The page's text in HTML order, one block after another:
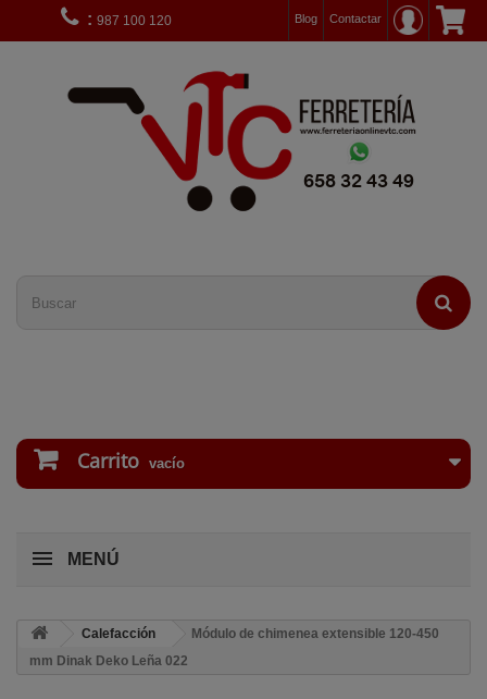
Contactar
: 987 100 120 Blog
Carrito vacío
MENÚ
Calefacción
Módulo de chimenea extensible 120-450
mm Dinak Deko Leña 022